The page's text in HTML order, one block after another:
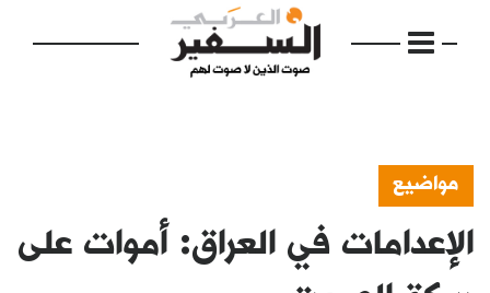
الرئيسية
مواضيع
مواضيع
الإعدامات في العراق: أموات على